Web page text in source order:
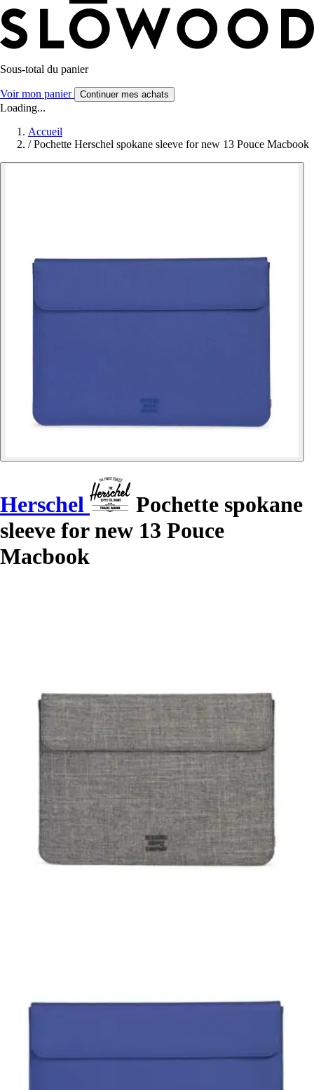
Sous-total du panier
Voir mon panier Continuer mes achats
Loading...
Accueil
/ Pochette Herschel spokane sleeve for new 13 Pouce Macbook
Herschel
Pochette spokane
sleeve for new 13 Pouce
Macbook